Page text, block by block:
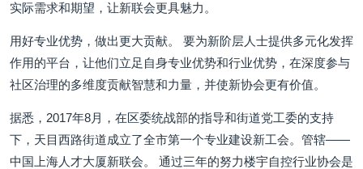
实际需求和期望，让新联会更具魅力。
用好专业优势，做出更大贡献。 要为新阶层人士提供多元化发挥
作用的平台，让他们立足自身专业优势和行业优势，在深度参与
社区治理的多维度贡献智慧和力量，并使新协会更有价值。
据悉，2017年8月，在区委统战部的指导和街道党工委的支持
下，天目西路街道成立了全市第一个专业建设新工会。管辖——
中国上海人才大厦新联会。 通过三年的努力楼宇自控行业协会是